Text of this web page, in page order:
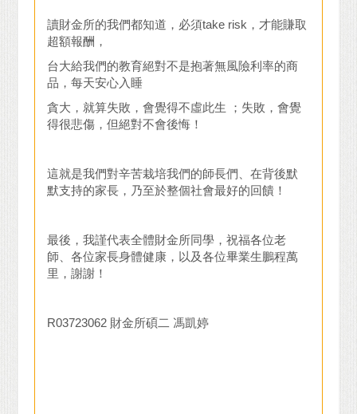
讀財金所的我們都知道，必須take risk，才能賺取
超額報酬，
台大給我們的教育絕對不是抱著無風險利率的商
品，每天安心入睡
貪大，就算失敗，會覺得不虛此生 ；失敗，會覺
得很悲傷，但絕對不會後悔！
這就是我們對辛苦栽培我們的師長們、在背後默
默支持的家長，乃至於整個社會最好的回饋！
最後，我謹代表全體財金所同學，祝福各位老
師、各位家長身體健康，以及各位畢業生鵬程萬
里，謝謝！
R03723062 財金所碩二 馮凱婷